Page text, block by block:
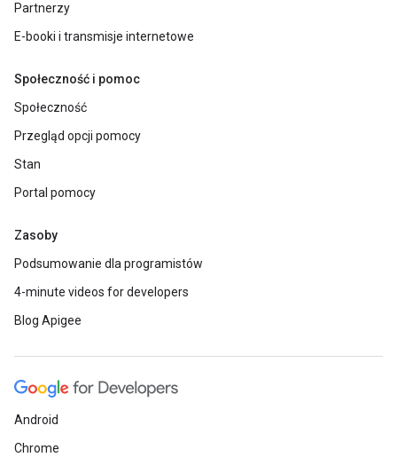
Partnerzy
E-booki i transmisje internetowe
Społeczność i pomoc
Społeczność
Przegląd opcji pomocy
Stan
Portal pomocy
Zasoby
Podsumowanie dla programistów
4-minute videos for developers
Blog Apigee
Android
Chrome